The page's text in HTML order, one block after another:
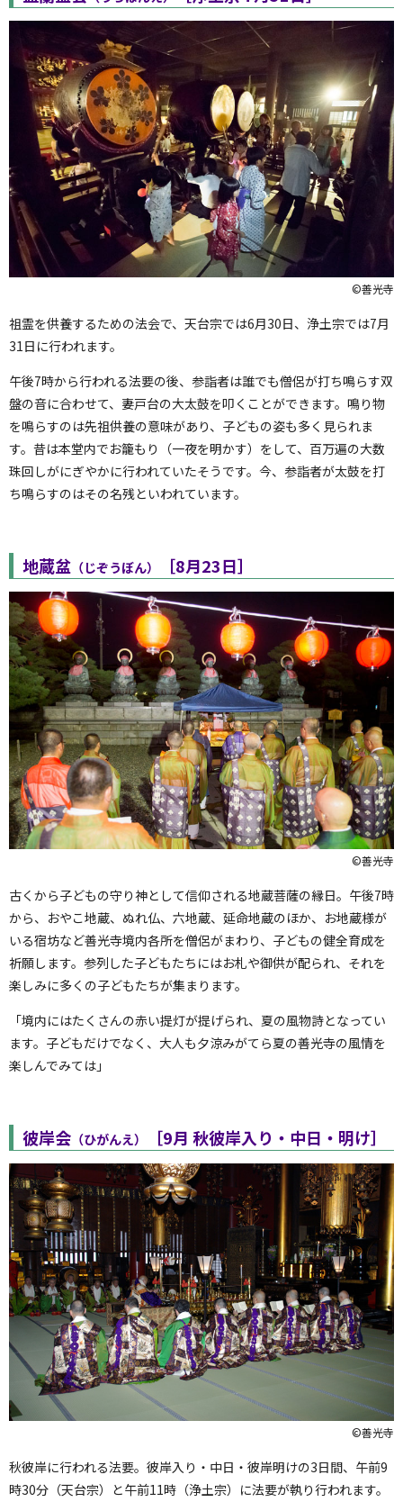
©善光寺
祖霊を供養するための法会で、天台宗では6月30日、浄土宗では7月
31日に行われます。
午後7時から行われる法要の後、参詣者は誰でも僧侶が打ち鳴らす双
盤の音に合わせて、妻戸台の大太鼓を叩くことができます。鳴り物
を鳴らすのは先祖供養の意味があり、子どもの姿も多く見られま
す。昔は本堂内でお籠もり（一夜を明かす）をして、百万遍の大数
珠回しがにぎやかに行われていたそうです。今、参詣者が太鼓を打
ち鳴らすのはその名残といわれています。
地蔵盆 （じぞうぼん） ［8月23日］
©善光寺
古くから子どもの守り神として信仰される地蔵菩薩の縁日。午後7時
から、おやこ地蔵、ぬれ仏、六地蔵、延命地蔵のほか、お地蔵様が
いる宿坊など善光寺境内各所を僧侶がまわり、子どもの健全育成を
祈願します。参列した子どもたちにはお札や御供が配られ、それを
楽しみに多くの子どもたちが集まります。
「境内にはたくさんの赤い提灯が提げられ、夏の風物詩となってい
ます。子どもだけでなく、大人も夕涼みがてら夏の善光寺の風情を
楽しんでみては」
彼岸会 （ひがんえ） ［9月 秋彼岸入り・中日・明け］
©善光寺
秋彼岸に行われる法要。彼岸入り・中日・彼岸明けの3日間、午前9
時30分（天台宗）と午前11時（浄土宗）に法要が執り行われます。